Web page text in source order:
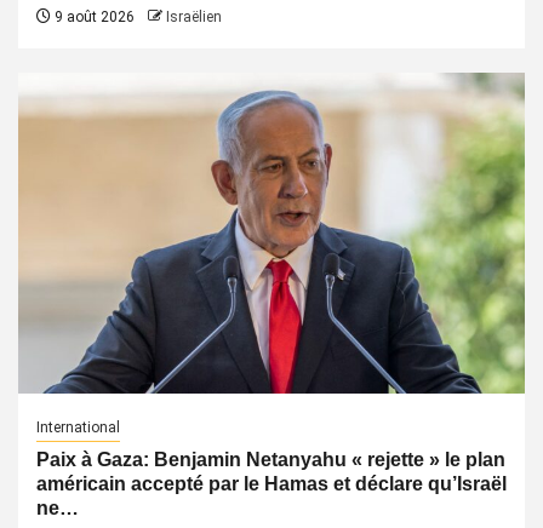
9 août 2026 Israëlien
International
Paix à Gaza: Benjamin Netanyahu « rejette » le plan
américain accepté par le Hamas et déclare qu’Israël
ne…